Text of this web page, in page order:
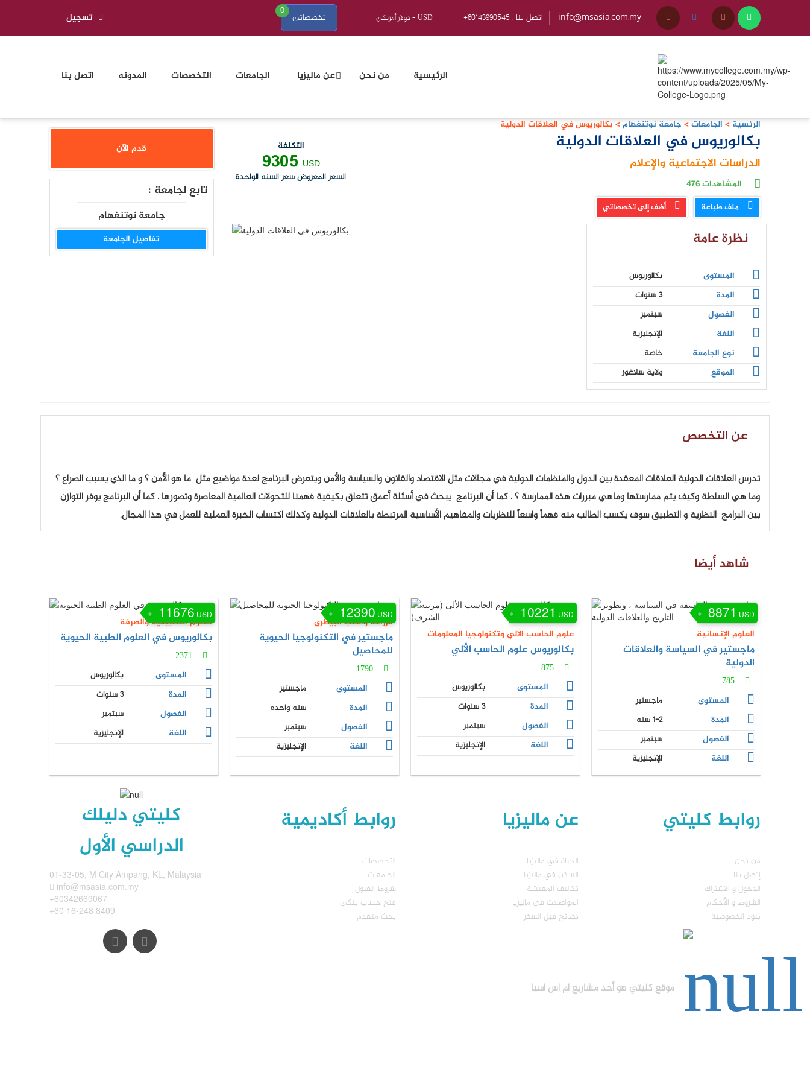
تخصصاتي
0
+60143990545 : اتصل بنا info@msasia.com.my تسجيل
الرئيسية من نحن عن ماليزيا الجامعات التخصصات المدونه اتصل بنا
قدم الآن
تابع لجامعة :
جامعة نوتنغهام
تفاصيل الجامعة
الرئسية > الجامعات> جامعة نوتنغهام> بكالوريوس في العلاقات الدولية
التكلفة
9305 USD
السعر المعروض سعر السنه الواحدة
بكالوريوس في العلاقات الدولية
الدراسات الاجتماعية والإعلام
المشاهدات476
ملف طباعة أضف إلى تخصصاتي
نظرة عامة
المستوى
بكالوريوس
المدة
3 سنوات
الفصول
سبتمبر
اللغة
الإنجليزية
نوع الجامعة
خاصة
الموقع
ولاية سلاغور
عن التخصص
تدرس العلاقات الدولية العلاقات المعقدة بين الدول والمنظمات الدولية في مجالات مثل الاقتصاد والقانون والسياسة والأمن ويتعرض البرنامج لعدة مواضيع مثل ما هو الأمن ؟ و ما الذي يسبب الصراع ؟
وما هي السلطة وكيف يتم ممارستها وماهي مبررات هذه الممارسة ؟ ، كما أن البرنامج يبحث في أسئلة أعمق تتعلق بكيفية فهمنا للتحولات العالمية المعاصرة وتصورها ، كما أن البرنامج يوفر التوازن
بين البرامج النظرية و التطبيق سوف يكسب الطالب منه فهماً واسعاً للنظريات والمفاهيم الأساسية المرتبطة بالعلاقات الدولية وكذلك اكتساب الخبرة العملية للعمل في هذا المجال.
شاهد أيضا
11676 USD
العلوم التطبيقية والصرفة
بكالوريوس في العلوم الطبية الحيوية
2371
المستوى
بكالوريوس
المدة
3 سنوات
الفصول
سبتمبر
اللغة
الإنجليزية
12390 USD
الزراعة والطب البيطري
ماجستير في التكنولوجيا الحيوية
للمحاصيل
1790
المستوى
ماجستير
المدة
سنه واحده
الفصول
سبتمبر
اللغة
الإنجليزية
10221 USD
علوم الحاسب الآلي وتكنولوجيا المعلومات
بكالوريوس علوم الحاسب الألي
875
المستوى
بكالوريوس
المدة
3 سنوات
الفصول
سبتمبر
اللغة
الإنجليزية
8871 USD
العلوم الإنسانية
ماجستير في السياسة والعلاقات
الدولية
785
المستوى
ماجستير
المدة
1-2 سنه
الفصول
سبتمبر
اللغة
الإنجليزية
كليتي دليلك
الدراسي الأول
01-33-05, M City Ampang, KL, Malaysia
info@msasia.com.my
+60342669067
+60 16-248 8409
روابط أكاديمية
التخصصات
الجامعات
شروط القبول
فتح حساب بنكي
بحث متقدم
عن ماليزيا
الحياة في ماليزيا
السكن في ماليزيا
تكاليف المعيشة
المواصلات في ماليزيا
نصائح فبل السفر
روابط كليتي
من نحن
إتصل بنا
الدخول و الاشتراك
الشروط و الأحكام
بنود الخصوصية
موقع كليتي هو أحد مشاريع ام اس اسيا